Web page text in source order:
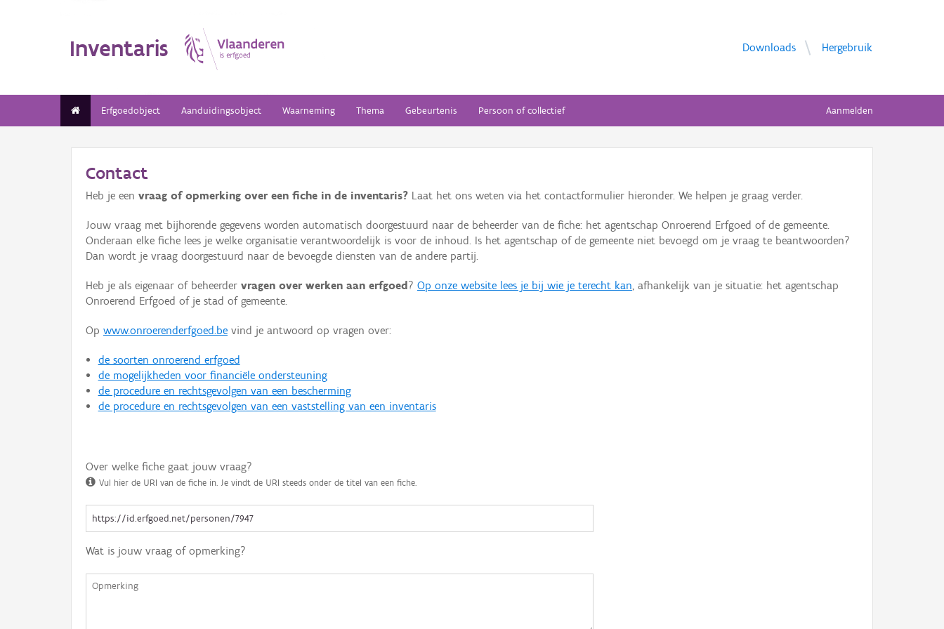
Inventaris Downloads Hergebruik
Erfgoedobject Aanduidingsobject Waarneming Thema Gebeurtenis Persoon of collectief Aanmelden
Contact
Heb je een vraag of opmerking over een fiche in de inventaris? Laat het ons weten via het contactformulier hieronder. We helpen je graag verder.
Jouw vraag met bijhorende gegevens worden automatisch doorgestuurd naar de beheerder van de fiche: het agentschap Onroerend Erfgoed of de gemeente.
Onderaan elke fiche lees je welke organisatie verantwoordelijk is voor de inhoud. Is het agentschap of de gemeente niet bevoegd om je vraag te beantwoorden?
Dan wordt je vraag doorgestuurd naar de bevoegde diensten van de andere partij.
Heb je als eigenaar of beheerder vragen over werken aan erfgoed ? Op onze website lees je bij wie je terecht kan, afhankelijk van je situatie: het agentschap
Onroerend Erfgoed of je stad of gemeente.
Op www.onroerenderfgoed.be vind je antwoord op vragen over:
de soorten onroerend erfgoed
de mogelijkheden voor financiële ondersteuning
de procedure en rechtsgevolgen van een bescherming
de procedure en rechtsgevolgen van een vaststelling van een inventaris
Over welke fiche gaat jouw vraag?
Vul hier de URI van de fiche in. Je vindt de URI steeds onder de titel van een fiche.
Wat is jouw vraag of opmerking?